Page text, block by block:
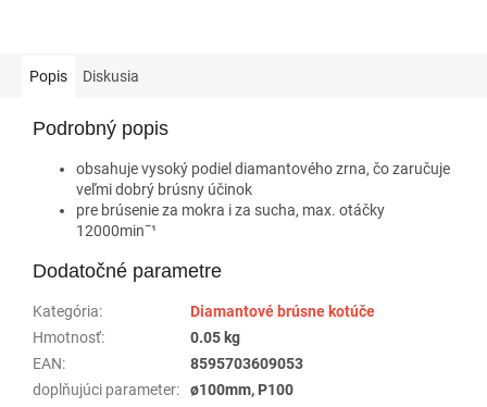
Popis Diskusia
Podrobný popis
obsahuje vysoký podiel diamantového zrna, čo zaručuje
veľmi dobrý brúsny účinok
pre brúsenie za mokra i za sucha, max. otáčky
12000minˉ¹
Dodatočné parametre
Kategória:
Diamantové brúsne kotúče
Hmotnosť:
0.05 kg
EAN:
8595703609053
doplňujúci parameter: ø100mm, P100